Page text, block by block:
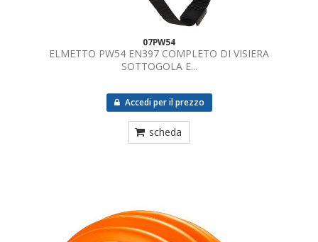
07PW54
ELMETTO PW54 EN397 COMPLETO DI VISIERA
SOTTOGOLA E...
Accedi per il prezzo
scheda